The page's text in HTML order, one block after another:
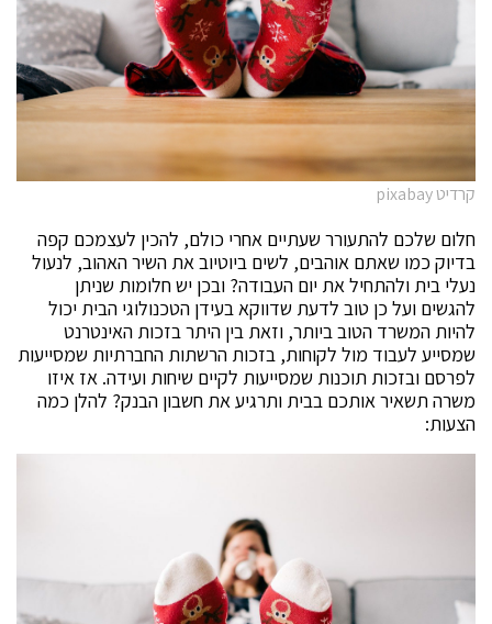
קרדיט pixabay
חלום שלכם להתעורר שעתיים אחרי כולם, להכין לעצמכם קפה
בדיוק כמו שאתם אוהבים, לשים ביוטיוב את השיר האהוב, לנעול
נעלי בית ולהתחיל את יום העבודה? ובכן יש חלומות שניתן
להגשים ועל כן טוב לדעת שדווקא בעידן הטכנולוגי הבית יכול
להיות המשרד הטוב ביותר, וזאת בין היתר בזכות האינטרנט
שמסייע לעבוד מול לקוחות, בזכות הרשתות החברתיות שמסייעות
לפרסם ובזכות תוכנות שמסייעות לקיים שיחות ועידה. אז איזו
משרה תשאיר אותכם בבית ותרגיע את חשבון הבנק? להלן כמה
הצעות: